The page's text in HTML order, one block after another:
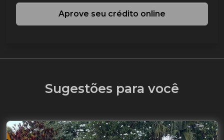
Aprove seu crédito online
Sugestões para você